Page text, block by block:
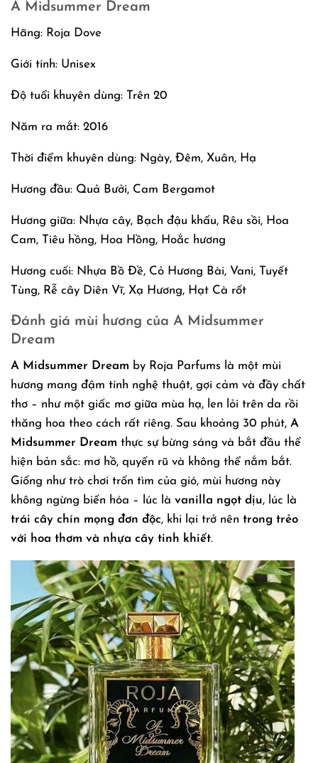
A Midsummer Dream
Hãng: Roja Dove
Giới tính: Unisex
Độ tuổi khuyên dùng: Trên 20
Năm ra mắt: 2016
Thời điểm khuyên dùng: Ngày, Đêm, Xuân, Hạ
Hương đầu: Quả Bưởi, Cam Bergamot
Hương giữa: Nhựa cây, Bạch đậu khấu, Rêu sồi, Hoa
Cam, Tiêu hồng, Hoa Hồng, Hoắc hương
Hương cuối: Nhựa Bồ Đề, Cỏ Hương Bài, Vani, Tuyết
Tùng, Rễ cây Diên Vĩ, Xạ Hương, Hạt Cà rốt
Đánh giá mùi hương của A Midsummer
Dream
A Midsummer Dream by Roja Parfums là một mùi
hương mang đậm tính nghệ thuật, gợi cảm và đầy chất
thơ – như một giấc mơ giữa mùa hạ, len lỏi trên da rồi
thăng hoa theo cách rất riêng. Sau khoảng 30 phút, A
Midsummer Dream thực sự bừng sáng và bắt đầu thể
hiện bản sắc: mơ hồ, quyến rũ và không thể nắm bắt.
Giống như trò chơi trốn tìm của gió, mùi hương này
không ngừng biến hóa – lúc là vanilla ngọt dịu, lúc là
trái cây chín mọng đơn độc, khi lại trở nên trong trẻo
với hoa thơm và nhựa cây tinh khiết.